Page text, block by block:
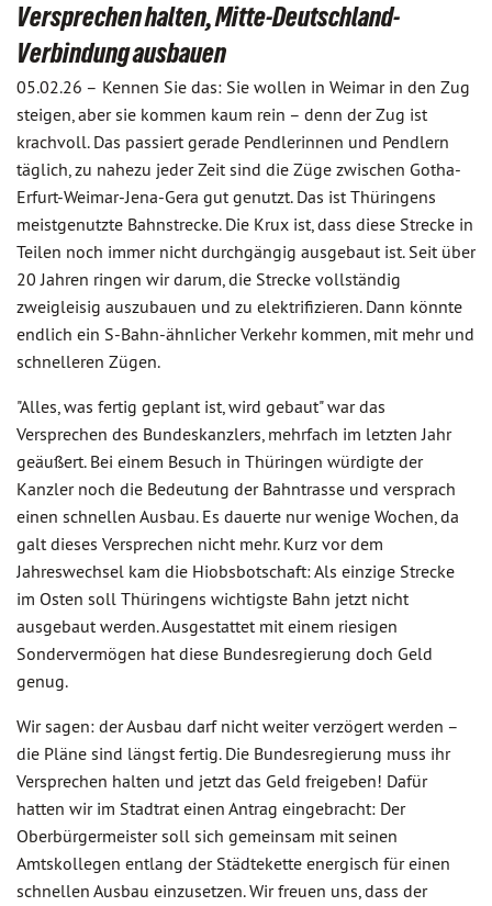
Versprechen halten, Mitte-Deutschland-
Verbindung ausbauen
05.02.26 – Kennen Sie das: Sie wollen in Weimar in den Zug
steigen, aber sie kommen kaum rein – denn der Zug ist
krachvoll. Das passiert gerade Pendlerinnen und Pendlern
täglich, zu nahezu jeder Zeit sind die Züge zwischen Gotha-
Erfurt-Weimar-Jena-Gera gut genutzt. Das ist Thüringens
meistgenutzte Bahnstrecke. Die Krux ist, dass diese Strecke in
Teilen noch immer nicht durchgängig ausgebaut ist. Seit über
20 Jahren ringen wir darum, die Strecke vollständig
zweigleisig auszubauen und zu elektrifizieren. Dann könnte
endlich ein S-Bahn-ähnlicher Verkehr kommen, mit mehr und
schnelleren Zügen.
"Alles, was fertig geplant ist, wird gebaut" war das
Versprechen des Bundeskanzlers, mehrfach im letzten Jahr
geäußert. Bei einem Besuch in Thüringen würdigte der
Kanzler noch die Bedeutung der Bahntrasse und versprach
einen schnellen Ausbau. Es dauerte nur wenige Wochen, da
galt dieses Versprechen nicht mehr. Kurz vor dem
Jahreswechsel kam die Hiobsbotschaft: Als einzige Strecke
im Osten soll Thüringens wichtigste Bahn jetzt nicht
ausgebaut werden. Ausgestattet mit einem riesigen
Sondervermögen hat diese Bundesregierung doch Geld
genug.
Wir sagen: der Ausbau darf nicht weiter verzögert werden –
die Pläne sind längst fertig. Die Bundesregierung muss ihr
Versprechen halten und jetzt das Geld freigeben! Dafür
hatten wir im Stadtrat einen Antrag eingebracht: Der
Oberbürgermeister soll sich gemeinsam mit seinen
Amtskollegen entlang der Städtekette energisch für einen
schnellen Ausbau einzusetzen. Wir freuen uns, dass der